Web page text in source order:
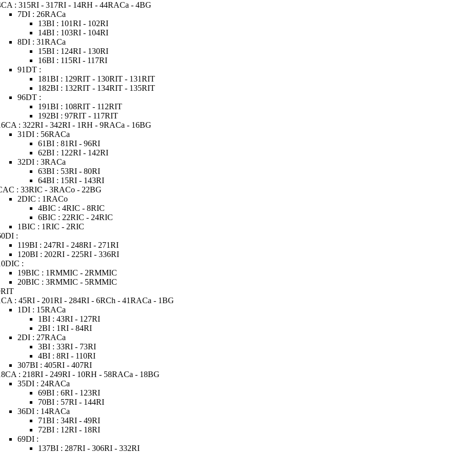
: 315RI - 317RI - 14RH - 44RACa - 4BG
7DI : 26RACa
13BI : 101RI - 102RI
14BI : 103RI - 104RI
8DI : 31RACa
15BI : 124RI - 130RI
16BI : 115RI - 117RI
91DT :
181BI : 129RIT - 130RIT - 131RIT
182BI : 132RIT - 134RIT - 135RIT
96DT :
191BI : 108RIT - 112RIT
192BI : 97RIT - 117RIT
: 322RI - 342RI - 1RH - 9RACa - 16BG
31DI : 56RACa
61BI : 81RI - 96RI
62BI : 122RI - 142RI
32DI : 3RACa
63BI : 53RI - 80RI
64BI : 15RI - 143RI
: 33RIC - 3RACo - 22BG
2DIC : 1RACo
4BIC : 4RIC - 8RIC
6BIC : 22RIC - 24RIC
1BIC : 1RIC - 2RIC
:
119BI : 247RI - 248RI - 271RI
120BI : 202RI - 225RI - 336RI
:
19BIC : 1RMMIC - 2RMMIC
20BIC : 3RMMIC - 5RMMIC
: 45RI - 201RI - 284RI - 6RCh - 41RACa - 1BG
1DI : 15RACa
1BI : 43RI - 127RI
2BI : 1RI - 84RI
2DI : 27RACa
3BI : 33RI - 73RI
4BI : 8RI - 110RI
307BI : 405RI - 407RI
: 218RI - 249RI - 10RH - 58RACa - 18BG
35DI : 24RACa
69BI : 6RI - 123RI
70BI : 57RI - 144RI
36DI : 14RACa
71BI : 34RI - 49RI
72BI : 12RI - 18RI
69DI :
137BI : 287RI - 306RI - 332RI